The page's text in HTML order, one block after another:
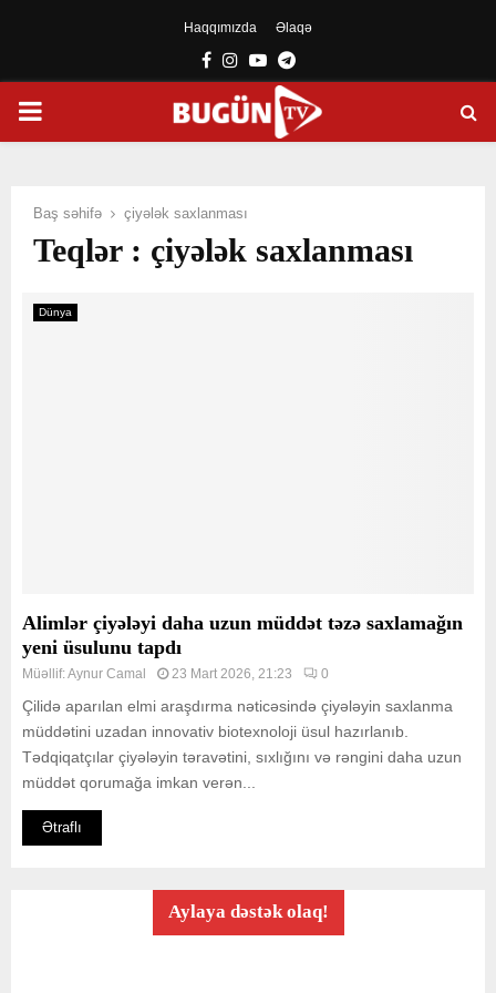
Haqqımızda Əlaqə
Facebook
Instagram
YoutubeTelegram
PRIMARY
Baş səhifə çiyələk saxlanması
Teqlər : çiyələk saxlanması
Dünya
Alimlər çiyələyi daha uzun müddət təzə saxlamağın
yeni üsulunu tapdı
Müəllif:Aynur Camal 23 Mart 2026, 21:23 0
Çilidə aparılan elmi araşdırma nəticəsində çiyələyin saxlanma
müddətini uzadan innovativ biotexnoloji üsul hazırlanıb.
Tədqiqatçılar çiyələyin təravətini, sıxlığını və rəngini daha uzun
müddət qorumağa imkan verən...
Ətraflı
Aylaya dəstək olaq!